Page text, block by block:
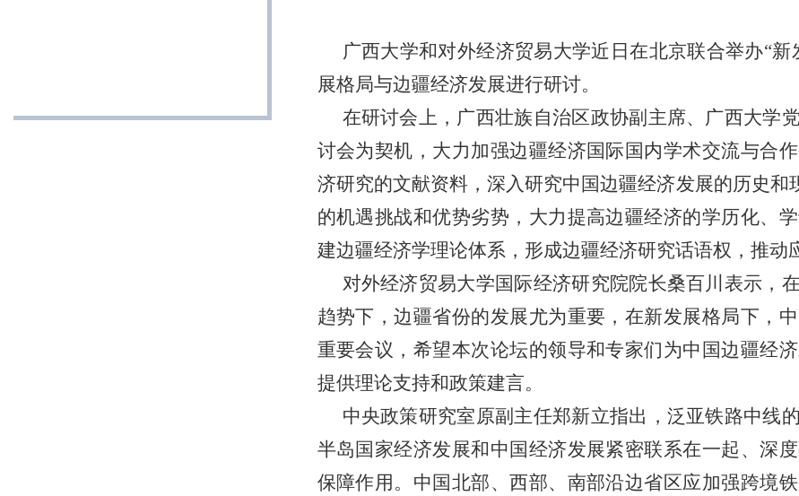
广西大学和对外经济贸易大学近日在北京联合举办“
展格局与边疆经济发展进行研讨。
在研讨会上，广西壮族自治区政协副主席、广西大学
讨会为契机，大力加强边疆经济国际国内学术交流与合
济研究的文献资料，深入研究中国边疆经济发展的历史
的机遇挑战和优势劣势，大力提高边疆经济的学历化、
建边疆经济学理论体系，形成边疆经济研究话语权，推动
对外经济贸易大学国际经济研究院院长桑百川表示，
趋势下，边疆省份的发展尤为重要，在新发展格局下，
重要会议，希望本次论坛的领导和专家们为中国边疆经
提供理论支持和政策建言。
中央政策研究室原副主任郑新立指出，泛亚铁路中线
半岛国家经济发展和中国经济发展紧密联系在一起、深
保障作用。中国北部、西部、南部沿边省区应加强跨境